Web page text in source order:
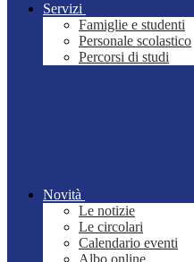
Servizi
Famiglie e studenti
Personale scolastico
Percorsi di studi
Novità
Le notizie
Le circolari
Calendario eventi